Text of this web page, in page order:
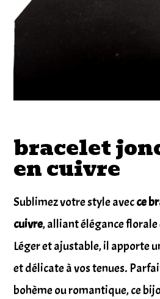
bracelet
en cuivre
Sublimez votre style avecce
cuivre, alliant élégance
Léger et ajustable, il apporte
et délicate à vos tenues.
bohème ou romantique, ce